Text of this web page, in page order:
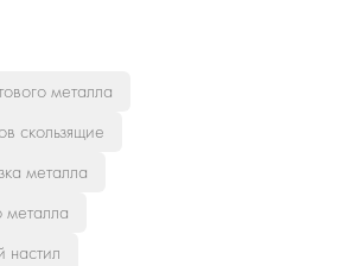
металла
скользящие
металла
металла
настил